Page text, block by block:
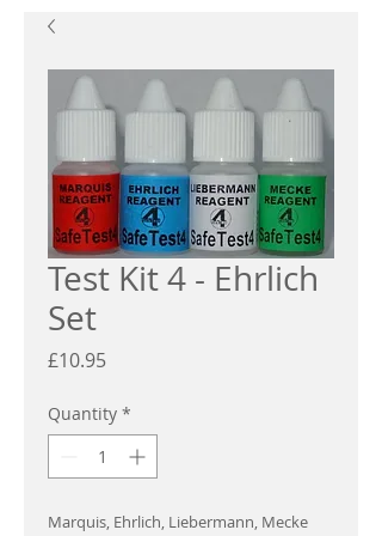
Test Kit 4 - Ehrlich
Set
£10.95Price
Quantity *
Marquis, Ehrlich, Liebermann, Mecke